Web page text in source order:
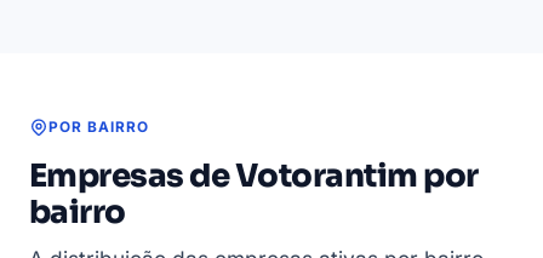
POR BAIRRO
Empresas de Votorantim por
bairro